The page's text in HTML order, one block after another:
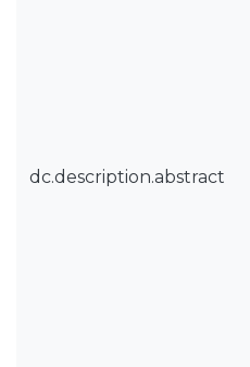
dc.description.abstract